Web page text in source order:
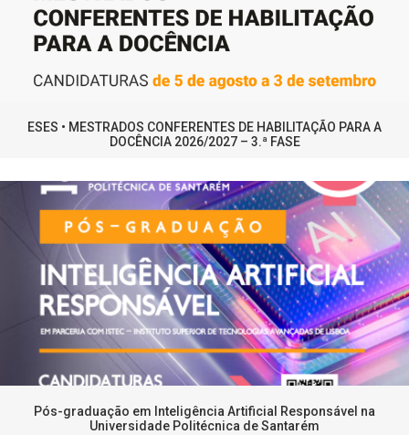
ESES • MESTRADOS CONFERENTES DE HABILITAÇÃO PARA A
DOCÊNCIA 2026/2027 – 3.ª FASE
Pós-graduação em Inteligência Artificial Responsável na
Universidade Politécnica de Santarém